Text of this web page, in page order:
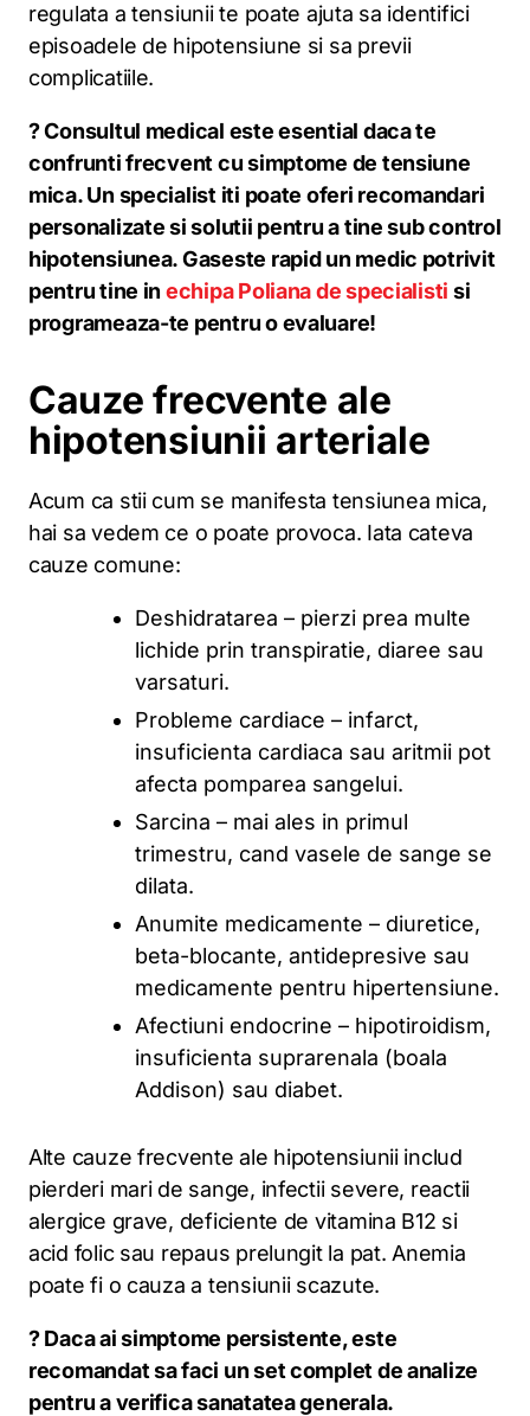
regulata a tensiunii te poate ajuta sa identifici
episoadele de hipotensiune si sa previi
complicatiile.
? Consultul medical este esential daca te
confrunti frecvent cu simptome de tensiune
mica. Un specialist iti poate oferi recomandari
personalizate si solutii pentru a tine sub control
hipotensiunea. Gaseste rapid un medic potrivit
pentru tine in echipa Poliana de specialisti si
programeaza-te pentru o evaluare!
Cauze frecvente ale
hipotensiunii arteriale
Acum ca stii cum se manifesta tensiunea mica,
hai sa vedem ce o poate provoca. Iata cateva
cauze comune:
Deshidratarea – pierzi prea multe
lichide prin transpiratie, diaree sau
varsaturi.
Probleme cardiace – infarct,
insuficienta cardiaca sau aritmii pot
afecta pomparea sangelui.
Sarcina – mai ales in primul
trimestru, cand vasele de sange se
dilata.
Anumite medicamente – diuretice,
beta-blocante, antidepresive sau
medicamente pentru hipertensiune.
Afectiuni endocrine – hipotiroidism,
insuficienta suprarenala (boala
Addison) sau diabet.
Alte cauze frecvente ale hipotensiunii includ
pierderi mari de sange, infectii severe, reactii
alergice grave, deficiente de vitamina B12 si
acid folic sau repaus prelungit la pat. Anemia
poate fi o cauza a tensiunii scazute.
? Daca ai simptome persistente, este
recomandat sa faci un set complet de analize
pentru a verifica sanatatea generala.